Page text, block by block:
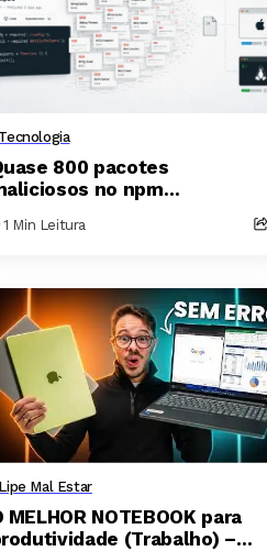
Tecnologia
800 pacotes
no npm
para múltiplos
1 Min Leitura
Lipe Mal Estar
MELHOR NOTEBOOK para
(Trabalho) –